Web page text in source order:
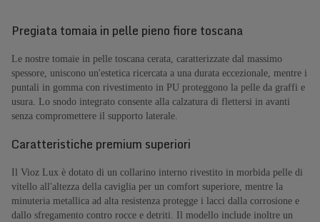
Pregiata tomaia in pelle pieno fiore toscana
Le nostre tomaie in pelle toscana cerata, caratterizzate dal massimo
spessore, uniscono un'estetica ricercata a una durata eccezionale, mentre i
puntali in gomma con rivestimento in PU proteggono la pelle da graffi e
usura. Lo snodo integrato consente alla calzatura di flettersi in avanti
senza compromettere il supporto laterale.
Caratteristiche premium superiori
Il Vioz Lux è dotato di un collarino interno rivestito in morbida pelle di
vitello all'altezza della caviglia per un comfort superiore, mentre la
minuteria metallica ad alta resistenza protegge i lacci dalla corrosione e
dallo sfregamento contro rocce e detriti. Il modello include inoltre un